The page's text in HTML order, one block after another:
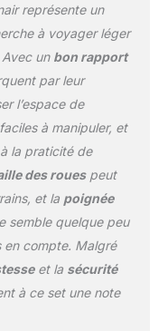
les valises,
clôture
sûre pour vos
Le sac
de haute
durabilité
élégante. Cette
garantit
sont
contre les
du voyage.
avancées
de commodité
: chaque
représente un
à voyager léger
un bon rapport
par leur
l’espace de
à manipuler, et
la praticité de
des rouespeut
et la poignée
semble quelque peu
en compte. Malgré
et la sécurité
à ce set une note